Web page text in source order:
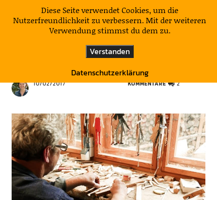
KulturNatur
Hampelmänner aus den Bergen
10/02/2017 KOMMENTARE 2
Diese Seite verwendet Cookies, um die
Nutzerfreundlichkeit zu verbessern. Mit der weiteren
Verwendung stimmst du dem zu.
Verstanden
Datenschutzerklärung